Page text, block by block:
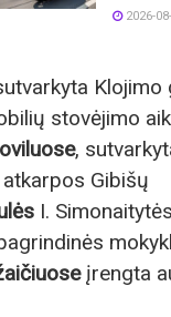
2026-
Klojimo
stovėjimo
,
Gibišų
I.
įrengta